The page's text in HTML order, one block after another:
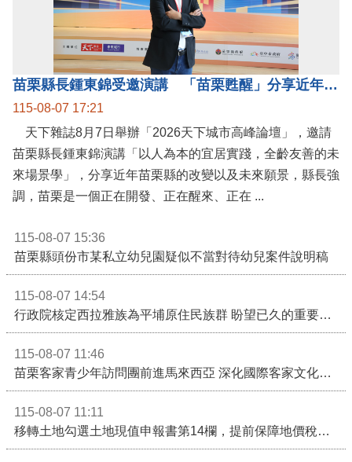
苗栗縣長鍾東錦受邀演講 「苗栗甦醒」分享近年轉變
115-08-07 17:21
天下雜誌8月7日舉辦「2026天下城市高峰論壇」，邀請
苗栗縣長鍾東錦演講「以人為本的宜居實踐，全齡友善的未
來場景學」，分享近年苗栗縣的改變以及未來願景，縣長強
115-08-07 15:36
苗栗縣頭份市某私立幼兒園疑似不當對待幼兒案件說明稿
115-08-07 14:54
115-08-07 11:46
115-08-07 11:11